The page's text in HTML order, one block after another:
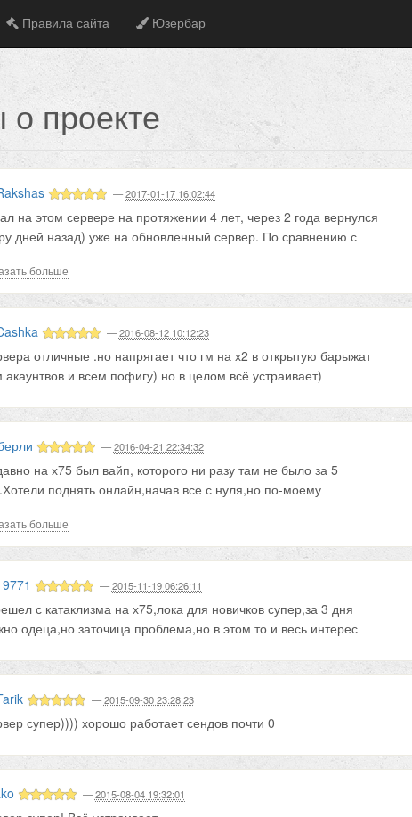
Правила сайта Юзербар
проекте
—2017-01-17 16:02:44
на этом сервере на протяжении 4 лет, через 2 года вернулся
дней назад) уже на обновленный сервер. По сравнению с
нет, гмы всегда на серве, появились мини ивенты и
В общем от настольгии снова начал играть
больше
—2016-08-12 10:12:23
отличные .но напрягает что гм на х2 в открытую барыжат
акаунтвов и всем пофигу) но в целом всё устраивает)
—2016-04-21 22:34:32
на х75 был вайп, которого ни разу там не было за 5
поднять онлайн,начав все с нуля,но по-моему
к ночи онлайна ноль
больше
—2015-11-19 06:26:11
с катаклизма на х75,лока для новичков супер,за 3 дня
одеца,но заточица проблема,но в этом то и весь интерес
—2015-09-30 23:28:23
супер)))) хорошо работает сендов почти 0
—2015-08-04 19:32:01